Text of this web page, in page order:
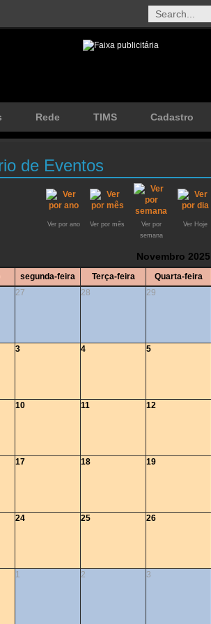
Rede TIMS Cadastro
de Eventos
Ver por ano Ver por mês
Ver por
semana
Ver Hoje
Novembro 2025
segunda-feira Terça-feira Quarta-feira
27 28 29
3 4 5
10 11 12
17 18 19
24 25 26
1 2 3